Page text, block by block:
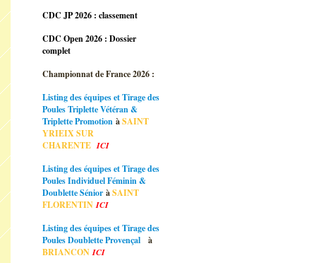
CDC JP 2026 : classement
CDC Open 2026 : Dossier
complet
Championnat de France 2026 :
Listing des équipes et Tirage des
Poules Triplette Vétéran &
Triplette Promotion àSAINT
YRIEIX SUR
CHARENTEICI
Listing des équipes et Tirage des
Poules Individuel Féminin &
Doublette Sénior àSAINT
FLORENTINICI
Listing des équipes et Tirage des
Poules Doublette Provençal
à
BRIANCONICI